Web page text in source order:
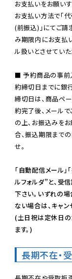
お支払いをお願い
お支払い方法で「
(前振込)」にてご請
み期限内にお支払
ル扱いとさせていた
■ 予約商品の事前
約締切日までに銀
締切日は、商品ペ
約完了後、メール
の上、お振込みを
合、振込期限まで
せ。
「自動配信メール
ルフォルダ”と、受
下さい。いずれの
ない場合は、キャ
(土日祝は定休日
ます。)
長期不在・